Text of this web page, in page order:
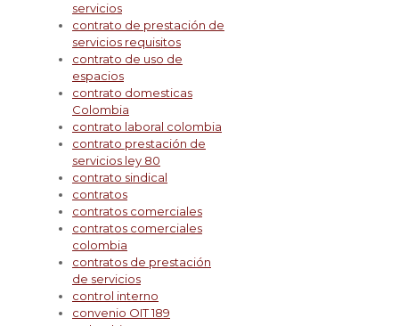
servicios
contrato de prestación de
servicios requisitos
contrato de uso de
espacios
contrato domesticas
Colombia
contrato laboral colombia
contrato prestación de
servicios ley 80
contrato sindical
contratos
contratos comerciales
contratos comerciales
colombia
contratos de prestación
de servicios
control interno
convenio OIT 189